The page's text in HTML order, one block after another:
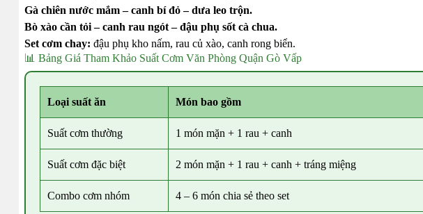
Gà chiên nước mắm – canh bí đỏ – dưa leo trộn.
Bò xào cần tỏi – canh rau ngót – đậu phụ sốt cà chua.
Set cơm chay: đậu phụ kho nấm, rau củ xào, canh rong biển.
📊 Bảng Giá Tham Khảo Suất Cơm Văn Phòng Quận Gò Vấp
Loại suất ăn Món bao gồm
Suất cơm thường 1 món mặn + 1 rau + canh
Suất cơm đặc biệt 2 món mặn + 1 rau + canh + tráng miệng
Combo cơm nhóm 4 – 6 món chia sẻ theo set